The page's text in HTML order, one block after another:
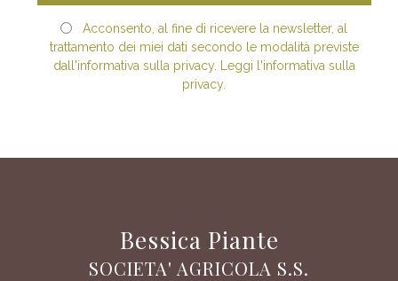
Acconsento, al fine di ricevere la newsletter, al
trattamento dei miei dati secondo le modalità previste
dall'informativa sulla privacy. Leggi l'informativa sulla
privacy.
Bessica Piante
SOCIETA' AGRICOLA S.S.